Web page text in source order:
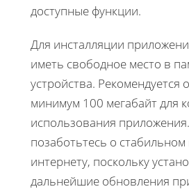
доступные функции.
Для инсталляции
иметь свободное место в
устройства. Рекомендуется
минимум 100 мегабайт для
использования
позаботьтесь о
интернету, поскольку
дальнейшие обновления